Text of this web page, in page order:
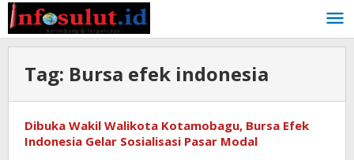
Lewati
ke
konten
Tag: Bursa efek indonesia
Dibuka Wakil Walikota Kotamobagu, Bursa Efek
Indonesia Gelar Sosialisasi Pasar Modal